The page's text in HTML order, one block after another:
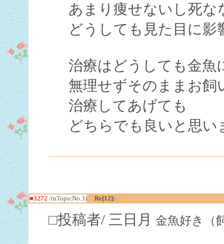
あまり痩せないし死
どうしても見た目に影
治療はどうしても金魚
無理せずそのままお
治療してあげても
どちらでも良いと思い
■3272 /inTopicNo.3) Re[12]:
□投稿者/ 三日月 金魚好き（